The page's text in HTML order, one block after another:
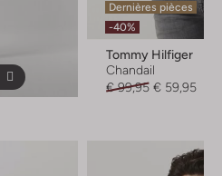
Dernières pièces
-40%
Tommy Hilfiger
Chandail
€ 99,95 € 59,95